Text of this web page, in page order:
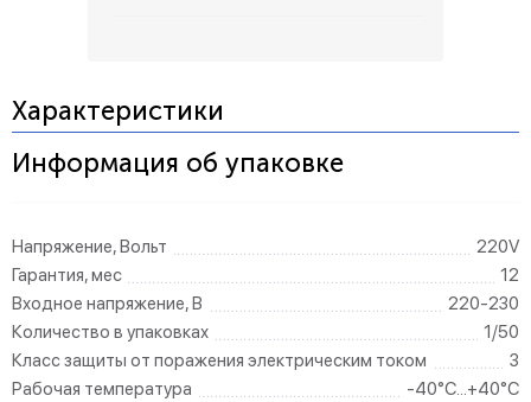
Характеристики
Информация об упаковке
Напряжение, Вольт
220V
Гарантия, мес
12
Входное напряжение, В
220-230
Количество в упаковках
1/50
Класс защиты от поражения электрическим током
3
Рабочая температура
-40°C...+40°C